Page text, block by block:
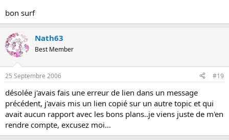
bon surf
Nath63
Best Member
25 Septembre 2006 #19
désolée j'avais fais une erreur de lien dans un message
précédent, j'avais mis un lien copié sur un autre topic et qui
avait aucun rapport avec les bons plans..je viens juste de m'en
rendre compte, excusez moi...